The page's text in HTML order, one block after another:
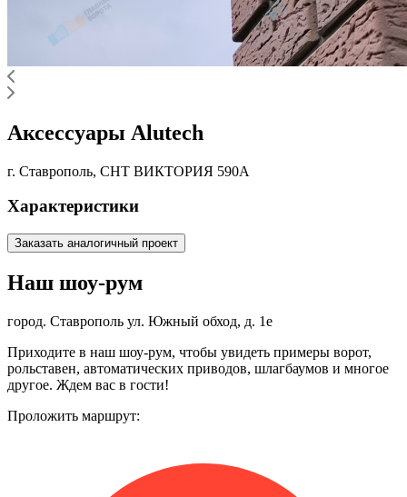
Аксессуары Alutech
г. Ставрополь, СНТ ВИКТОРИЯ 590А
Характеристики
Заказать аналогичный проект
Наш шоу-рум
город. Ставрополь ул. Южный обход, д. 1е
Приходите в наш шоу-рум, чтобы увидеть примеры ворот,
рольставен, автоматических приводов, шлагбаумов и многое
другое. Ждем вас в гости!
Проложить маршрут: